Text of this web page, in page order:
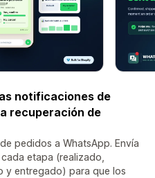
notificaciones de
recuperación de
pedidos a WhatsApp. Envía
etapa (realizado,
y entregado) para que los